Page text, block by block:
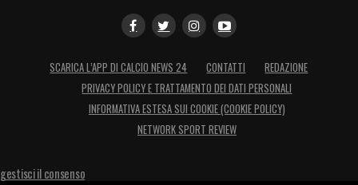
SCARICA L’APP DI CALCIO NEWS 24 CONTATTI
REDAZIONE
PRIVACY POLICY E TRATTAMENTO DEI DATI PERSONALI
INFORMATIVA ESTESA SUI COOKIE (COOKIE POLICY)
NETWORK SPORT REVIEW
gestisci il consenso